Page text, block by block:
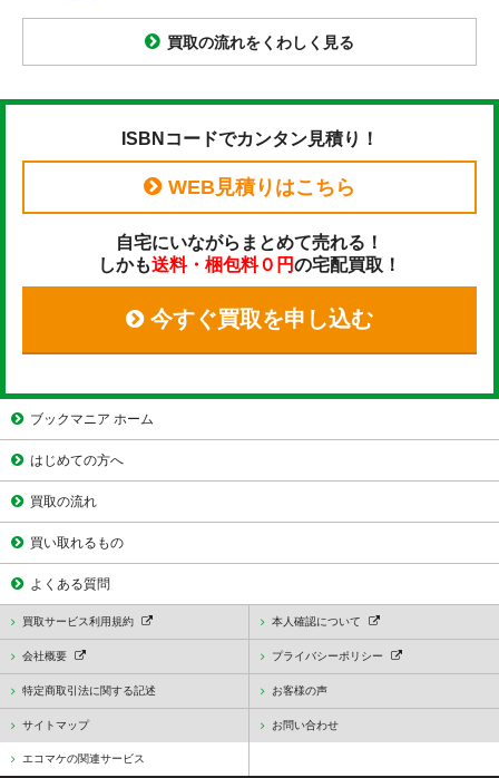
買取の流れをくわしく見る
ISBNコードでカンタン見積り！
WEB見積りはこちら
自宅にいながらまとめて売れる！
しかも送料・梱包料０円の宅配買取！
今すぐ買取を申し込む
ブックマニア ホーム
はじめての方へ
買取の流れ
買い取れるもの
よくある質問
買取サービス利用規約 本人確認について
会社概要 プライバシーポリシー
特定商取引法に関する記述 お客様の声
サイトマップ お問い合わせ
エコマケの関連サービス